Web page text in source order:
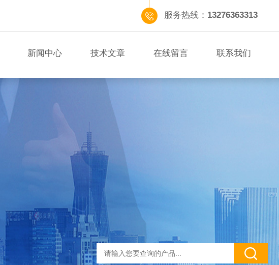
服务热线： 13276363313
新闻中心 技术文章 在线留言 联系我们